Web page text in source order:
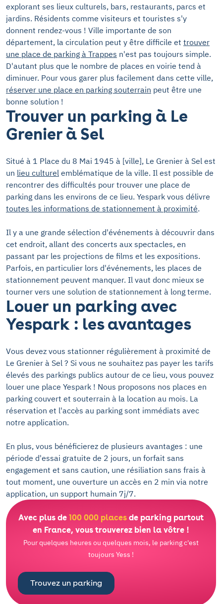
explorant ses lieux culturels, bars, restaurants, parcs et
jardins. Résidents comme visiteurs et touristes s'y
donnent rendez-vous ! Ville importante de son
département, la circulation peut y être difficile et trouver
une place de parking à Trappes n'est pas toujours simple.
D'autant plus que le nombre de places en voirie tend à
diminuer. Pour vous garer plus facilement dans cette ville,
réserver une place en parking souterrain peut être une
bonne solution !
Trouver un parking à Le
Grenier à Sel
Situé à 1 Place du 8 Mai 1945 à [ville], Le Grenier à Sel est
un lieu culturel emblématique de la ville. Il est possible de
rencontrer des difficultés pour trouver une place de
parking dans les environs de ce lieu. Yespark vous délivre
toutes les informations de stationnement à proximité.
Il y a une grande sélection d'événements à découvrir dans
cet endroit, allant des concerts aux spectacles, en
passant par les projections de films et les expositions.
Parfois, en particulier lors d'événements, les places de
stationnement peuvent manquer. Il vaut donc mieux se
tourner vers une solution de stationnement à long terme.
Louer un parking avec
Yespark : les avantages
Vous devez vous stationner régulièrement à proximité de
Le Grenier à Sel ? Si vous ne souhaitez pas payer les tarifs
élevés des parkings publics autour de ce lieu, vous pouvez
louer une place Yespark ! Nous proposons nos places en
parking couvert et souterrain à la location au mois. La
réservation et l'accès au parking sont immédiats avec
notre application.
En plus, vous bénéficierez de plusieurs avantages : une
période d'essai gratuite de 2 jours, un forfait sans
engagement et sans caution, une résiliation sans frais à
tout moment, une ouverture un accès en 2 min via notre
application, un support humain 7j/7.
Avec plus de 100 000 places de parking partout
en France, vous trouverez bien la vôtre !
Pour quelques heures ou quelques mois, le parking c'est
toujours Yess !
Trouvez un parking